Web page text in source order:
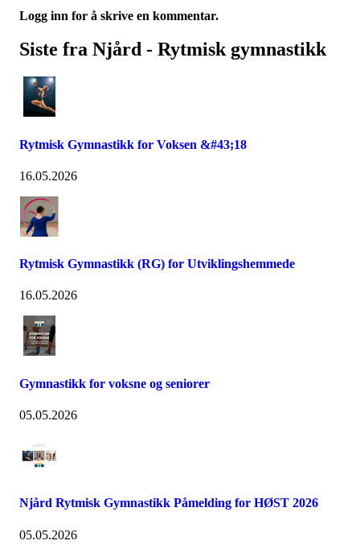
Logg inn for å skrive en kommentar.
Siste fra Njård - Rytmisk gymnastikk
Rytmisk Gymnastikk for Voksen &#43;18
16.05.2026
Rytmisk Gymnastikk (RG) for Utviklingshemmede
16.05.2026
Gymnastikk for voksne og seniorer
05.05.2026
Njård Rytmisk Gymnastikk Påmelding for HØST 2026
05.05.2026